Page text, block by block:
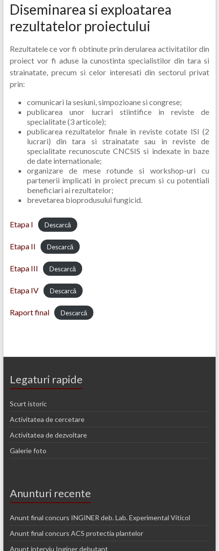
Diseminarea si exploatarea
rezultatelor proiectului
Rezultatele ce vor fi obtinute prin derularea activitatilor din
proiect vor fi aduse la cunostinta specialistilor din tara si
strainatate, precum si celor interesati din sectorul privat
prin:
comunicari la sesiuni, simpozioane si congrese;
publicarea unor lucrari stiintifice in reviste de
specialitate (3 articole);
publicarea rezultatelor finale in reviste cotate ISI (2
lucrari) din tara si strainatate sau in reviste de
specialitate recunoscute CNCSIS si indexate in baze
de date internationale;
organizare de mese rotunde si workshop-uri cu
partenerii implicati in proiect precum si cu potentiali
beneficiari ai rezultatelor;
brevetarea bioprodusului fungicid.
Etapa I Descarcă
Etapa II Descarcă
Etapa III Descarcă
Etapa IV Descarcă
Raport final Descarcă
Legaturi rapide
Scurt istoric
Activitatea de cercetare
Activitatea de dezvoltare
Galerie foto
Anunturi recente
Anunt final concurs INGINER deb. Lab. Experimental Viticol
Anunt final concurs ACS protectia plantelor
Anunt interviu Inginer debutant